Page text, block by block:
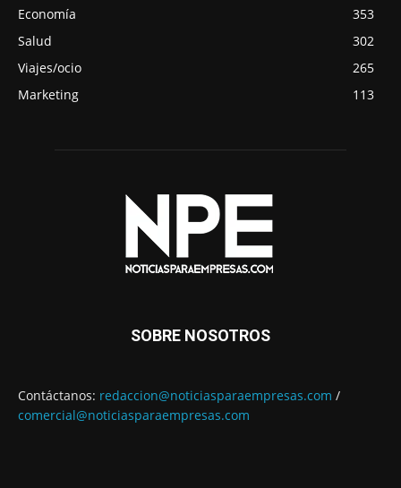
Economía
353
Salud
302
Viajes/ocio
265
Marketing
113
SOBRE NOSOTROS
Contáctanos: redaccion@noticiasparaempresas.com /
comercial@noticiasparaempresas.com